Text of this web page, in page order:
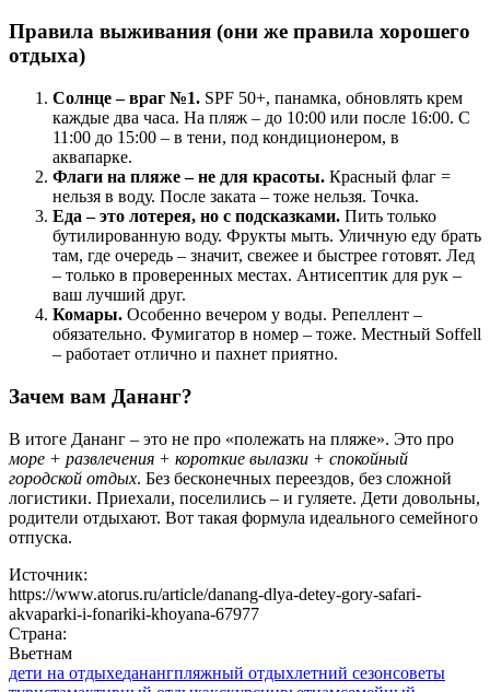
Правила выживания (они же правила хорошего
отдыха)
Солнце – враг №1. SPF 50+, панамка, обновлять крем
каждые два часа. На пляж – до 10:00 или после 16:00. С
11:00 до 15:00 – в тени, под кондиционером, в
аквапарке.
Флаги на пляже – не для красоты. Красный флаг =
нельзя в воду. После заката – тоже нельзя. Точка.
Еда – это лотерея, но с подсказками. Пить только
бутилированную воду. Фрукты мыть. Уличную еду брать
там, где очередь – значит, свежее и быстрее готовят. Лед
– только в проверенных местах. Антисептик для рук –
ваш лучший друг.
Комары. Особенно вечером у воды. Репеллент –
обязательно. Фумигатор в номер – тоже. Местный Soffell
– работает отлично и пахнет приятно.
Зачем вам Дананг?
В итоге Дананг – это не про «полежать на пляже». Это про
море + развлечения + короткие вылазки + спокойный
городской отдых. Без бесконечных переездов, без сложной
логистики. Приехали, поселились – и гуляете. Дети довольны,
родители отдыхают. Вот такая формула идеального семейного
отпуска.
Источник:
https://www.atorus.ru/article/danang-dlya-detey-gory-safari-
akvaparki-i-fonariki-khoyana-67977
Страна:
Вьетнам
дети на отдыхеданангпляжный отдыхлетний сезонсоветы